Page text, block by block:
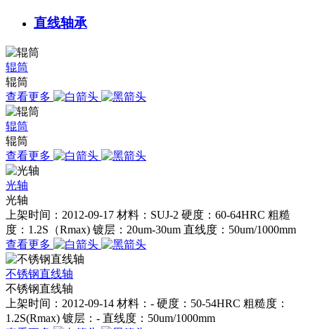
直线轴承
辊筒
辊筒
查看更多
辊筒
辊筒
查看更多
光轴
光轴
上架时间：2012-09-17 材料：SUJ-2 硬度：60-64HRC 粗糙
度：1.2S（Rmax) 镀层：20um-30um 直线度：50um/1000mm
查看更多
不锈钢直线轴
不锈钢直线轴
上架时间：2012-09-14 材料：- 硬度：50-54HRC 粗糙度：
1.2S(Rmax) 镀层：- 直线度：50um/1000mm